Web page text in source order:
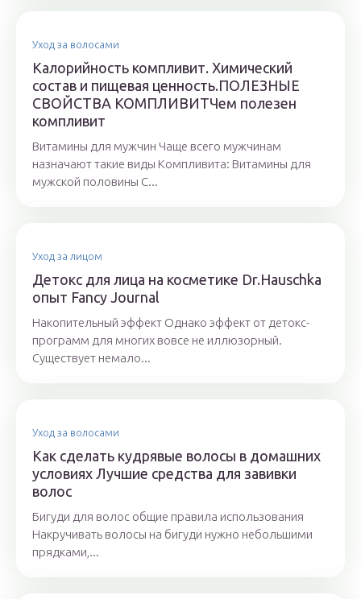
Уход за волосами
Калорийность компливит. Химический
состав и пищевая ценность.ПОЛЕЗНЫЕ
СВОЙСТВА КОМПЛИВИТЧем полезен
компливит
Витамины для мужчин Чаще всего мужчинам
назначают такие виды Компливита: Витамины для
мужской половины С...
Уход за лицом
Детокс для лица на косметике Dr.Hauschka
опыт Fancy Journal
Накопительный эффект Однако эффект от детокс-
программ для многих вовсе не иллюзорный.
Существует немало...
Уход за волосами
Как сделать кудрявые волосы в домашних
условиях Лучшие средства для завивки
волос
Бигуди для волос общие правила использования
Накручивать волосы на бигуди нужно небольшими
прядками,...